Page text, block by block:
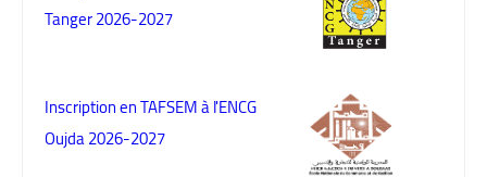
Tanger 2026-2027
Inscription en TAFSEM à l'ENCG
Oujda 2026-2027